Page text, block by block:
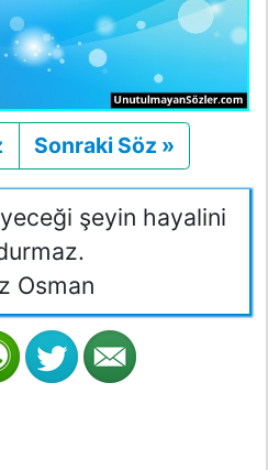
Önceki
Sonraki Söz »
şeyin hayalini
Osman